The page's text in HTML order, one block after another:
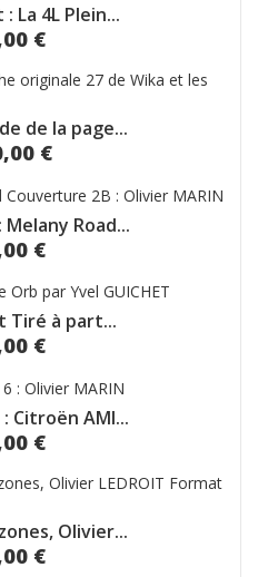
La 4L Plein...
€
de la page...
€
Road...
€
Tiré à part...
€
Citroën AMI...
€
Olivier...
€